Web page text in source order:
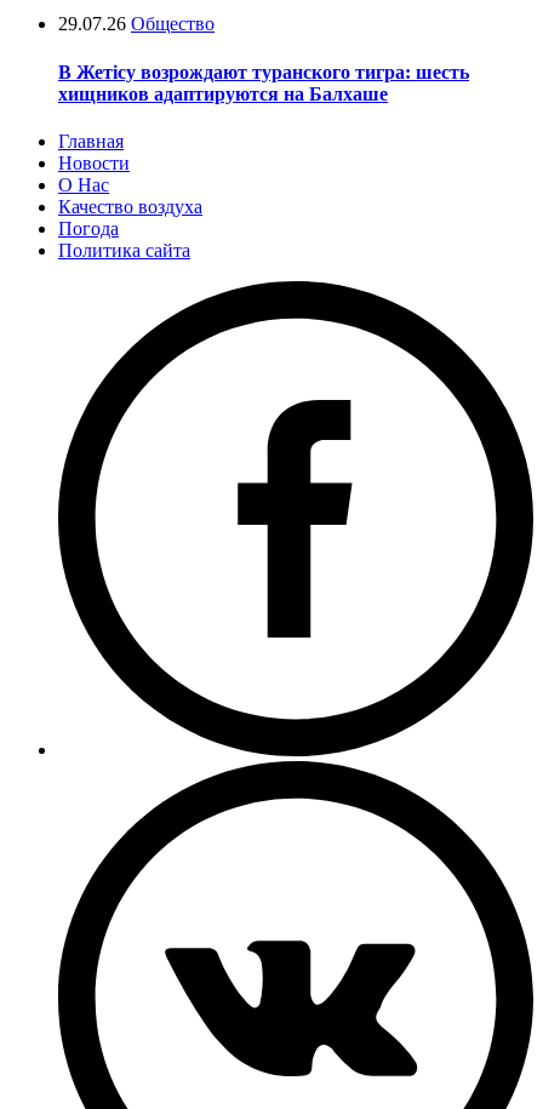
29.07.26 Общество
В Жетісу возрождают туранского тигра: шесть
хищников адаптируются на Балхаше
Главная
Новости
О Нас
Качество воздуха
Погода
Политика сайта